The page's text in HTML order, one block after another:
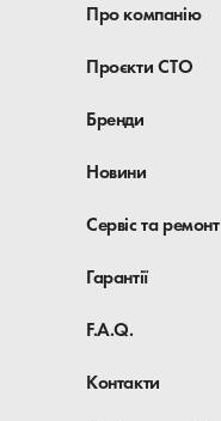
Про компанію
Проєкти СТО
Бренди
Новини
Сервіс та ремонт
Гарантії
F.A.Q.
Контакти